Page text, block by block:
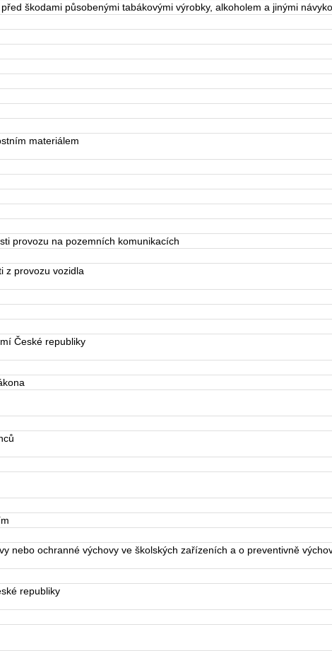
škodami působenými tabákovými výrobky, alkoholem a jinými
materiálem
provozu na pozemních komunikacích
z provozu vozidla
České republiky
nebo ochranné výchovy ve školských zařízeních a o preventivně
republiky